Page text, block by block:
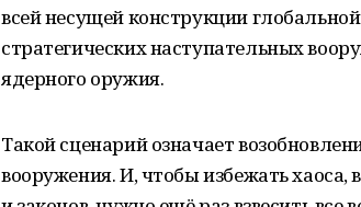
всей несущей конструкции
стратегических наступательных
ядерного оружия.
Такой сценарий означает
вооружения. И, чтобы избежать хаоса,